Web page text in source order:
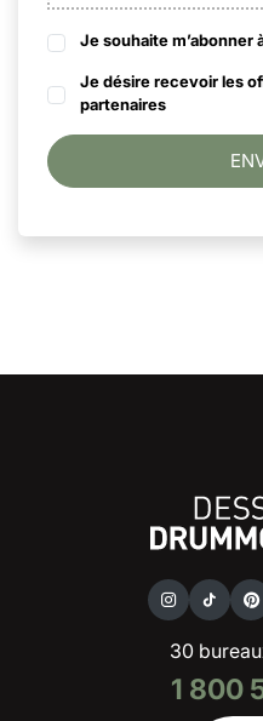
Je souhaite m’abonner
Je désire recevoir les
partenaires
30
1 800